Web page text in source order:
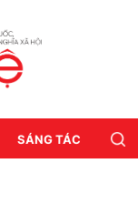
SÁNG TÁC